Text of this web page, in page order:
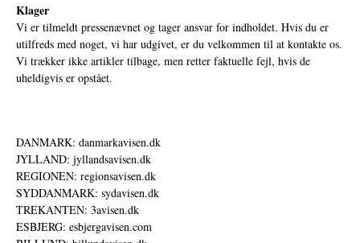
Klager
Vi er tilmeldt pressenævnet og tager ansvar for indholdet. Hvis du er
utilfreds med noget, vi har udgivet, er du velkommen til at kontakte os.
Vi trækker ikke artikler tilbage, men retter faktuelle fejl, hvis de
uheldigvis er opstået.
DANMARK: danmarkavisen.dk
JYLLAND: jyllandsavisen.dk
REGIONEN: regionsavisen.dk
SYDDANMARK: sydavisen.dk
TREKANTEN: 3avisen.dk
ESBJERG: esbjergavisen.com